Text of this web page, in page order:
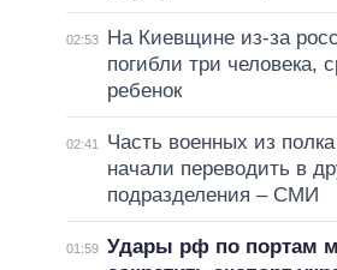
02:53
На Киевщине из-за
погибли три человека,
ребенок
02:41
Часть военных из
начали переводить в
подразделения – СМИ
01:59 Удары рф по портам